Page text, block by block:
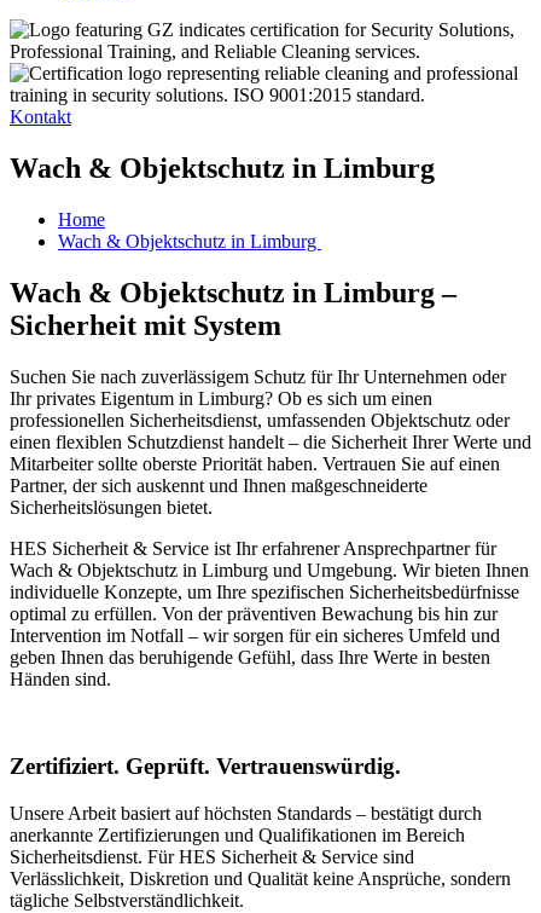
Kontakt
Wach & Objektschutz in Limburg
Home
Wach & Objektschutz in Limburg
Wach & Objektschutz in Limburg –
Sicherheit mit System
Suchen Sie nach zuverlässigem Schutz für Ihr Unternehmen oder
Ihr privates Eigentum in Limburg? Ob es sich um einen
professionellen Sicherheitsdienst, umfassenden Objektschutz oder
einen flexiblen Schutzdienst handelt – die Sicherheit Ihrer Werte und
Mitarbeiter sollte oberste Priorität haben. Vertrauen Sie auf einen
Partner, der sich auskennt und Ihnen maßgeschneiderte
Sicherheitslösungen bietet.
HES Sicherheit & Service ist Ihr erfahrener Ansprechpartner für
Wach & Objektschutz in Limburg und Umgebung. Wir bieten Ihnen
individuelle Konzepte, um Ihre spezifischen Sicherheitsbedürfnisse
optimal zu erfüllen. Von der präventiven Bewachung bis hin zur
Intervention im Notfall – wir sorgen für ein sicheres Umfeld und
geben Ihnen das beruhigende Gefühl, dass Ihre Werte in besten
Händen sind.
Zertifiziert. Geprüft. Vertrauenswürdig.
Unsere Arbeit basiert auf höchsten Standards – bestätigt durch
anerkannte Zertifizierungen und Qualifikationen im Bereich
Sicherheitsdienst. Für HES Sicherheit & Service sind
Verlässlichkeit, Diskretion und Qualität keine Ansprüche, sondern
tägliche Selbstverständlichkeit.